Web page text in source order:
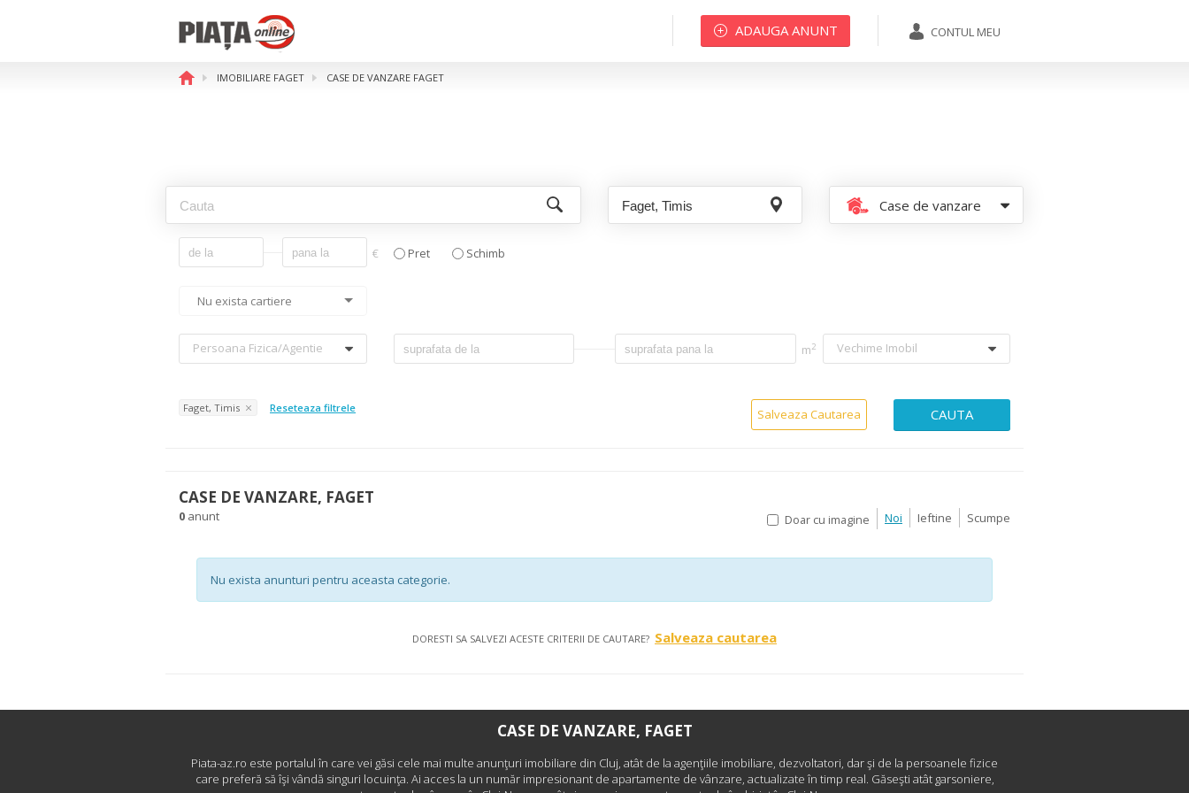
CONTUL MEU
ADAUGA ANUNT
IMOBILIARE FAGET CASE DE VANZARE FAGET
Case de vanzare
€ Pret Schimb
Nu exista cartiere
Persoana Fizica/agentie m2 Vechime Imobil
Faget, Timis Reseteaza filtrele Salveaza Cautarea CAUTA
CASE DE VANZARE, FAGET
0 anunt Doar cu imagine Noi Ieftine Scumpe
Nu exista anunturi pentru aceasta categorie.
DORESTI SA SALVEZI ACESTE CRITERII DE CAUTARE? Salveaza cautarea
CASE DE VANZARE, FAGET
Piata-az.ro este portalul în care vei găsi cele mai multe anunţuri imobiliare din Cluj, atât de la agenţiile imobiliare, dezvoltatori, dar şi de la persoanele fizice
care preferă să îşi vândă singuri locuinţa. Ai acces la un număr impresionant de apartamente de vânzare, actualizate în timp real. Găseşti atât garsoniere,